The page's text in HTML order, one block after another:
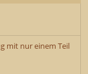
mit nur einem Teil